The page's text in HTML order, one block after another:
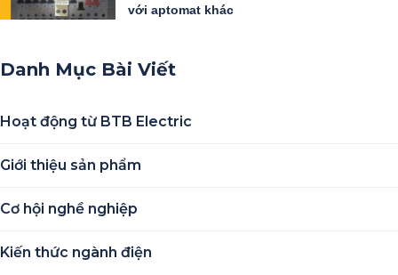
với aptomat khác
Danh Mục Bài Viết
Hoạt động từ BTB Electric
Giới thiệu sản phẩm
Cơ hội nghề nghiệp
Kiến thức ngành điện